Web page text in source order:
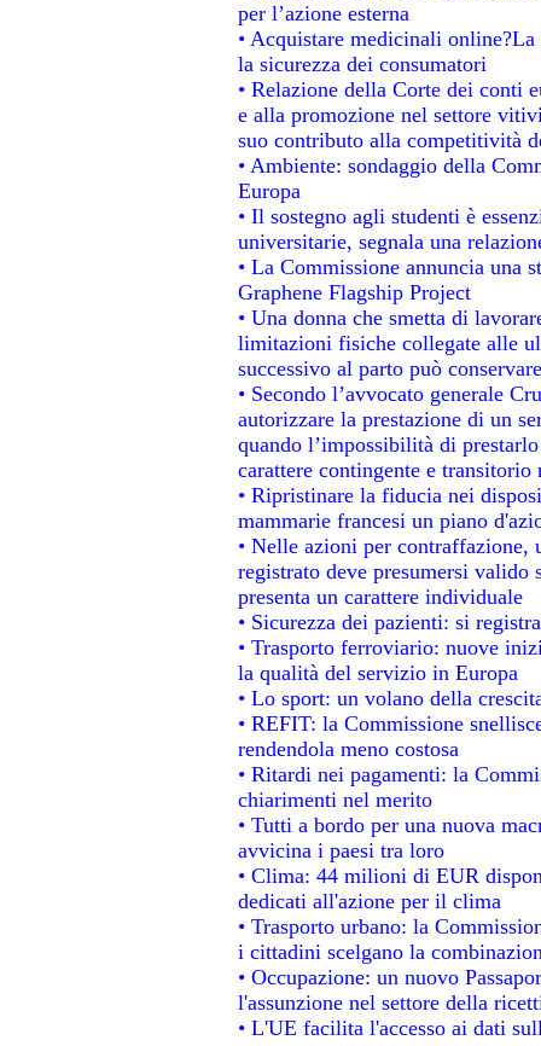
per l’azione esterna
• Acquistare medicinali
la sicurezza dei consumatori
• Relazione della Corte dei conti
e alla promozione nel settore
suo contributo alla competitività
• Ambiente: sondaggio della
Europa
• Il sostegno agli studenti è
universitarie, segnala una
• La Commissione annuncia una
Graphene Flagship Project
• Una donna che smetta di
limitazioni fisiche collegate alle
successivo al parto può
• Secondo l’avvocato generale
autorizzare la prestazione di un
quando l’impossibilità di
carattere contingente e
• Ripristinare la fiducia nei
mammarie francesi un piano
• Nelle azioni per
registrato deve presumersi
presenta un carattere individuale
• Sicurezza dei pazienti: si
• Trasporto ferroviario: nuove
la qualità del servizio in Europa
• Lo sport: un volano della
• REFIT: la Commissione
rendendola meno costosa
• Ritardi nei pagamenti: la
chiarimenti nel merito
• Tutti a bordo per una nuova
avvicina i paesi tra loro
• Clima: 44 milioni di EUR
dedicati all'azione per il clima
• Trasporto urbano: la
i cittadini scelgano la
• Occupazione: un nuovo
l'assunzione nel settore della
• L'UE facilita l'accesso ai dati